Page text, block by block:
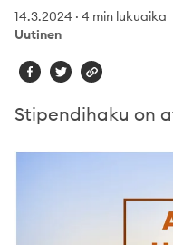
14.3.2024 · 4 min lukuaika
Uutinen
Stipendihaku on